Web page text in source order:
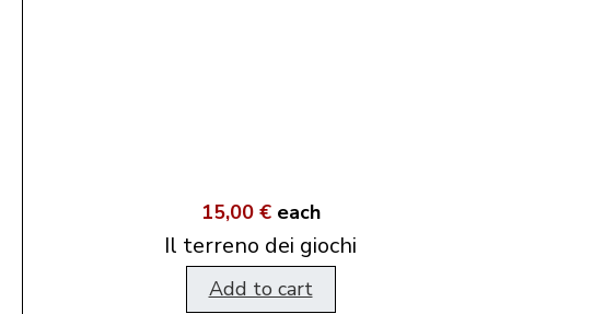
15,00 € each
Il terreno dei giochi
Add to cart